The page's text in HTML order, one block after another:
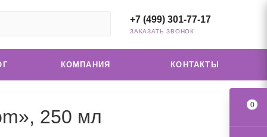
+7 (499) 301-77-17
ЗАКАЗАТЬ ЗВОНОК
КОМПАНИЯ КОНТАКТЫ
250 мл
0